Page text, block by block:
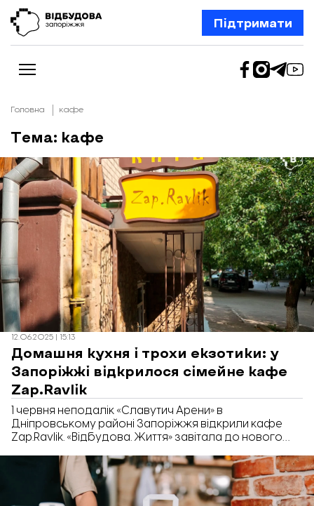
Підтримати
Новини
Відбудова Запоріжжя
Ексклюзив
Бізнес
Шлях додому
Відбудова. Життя
Про нас
Редакційна політика
Головна кафе
Тема: кафе
12.06.2025 | 15:13
Домашня кухня і трохи екзотики: у
Запоріжжі відкрилося сімейне кафе
Zap.Ravlik
1 червня неподалік «Славутич Арени» в
Дніпровському районі Запоріжжя відкрили кафе
Zap.Ravlik. «Відбудова. Життя» завітала до нового
пропонують відвідувачам.